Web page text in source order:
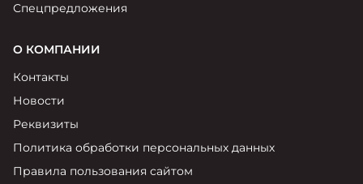
Спецпредложения
О КОМПАНИИ
Контакты
Новости
Реквизиты
Политика обработки персональных данных
Правила пользования сайтом